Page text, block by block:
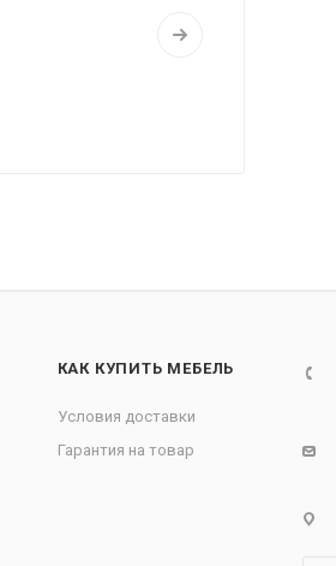
КАК КУПИТЬ МЕБЕЛЬ
Условия доставки
Гарантия на товар